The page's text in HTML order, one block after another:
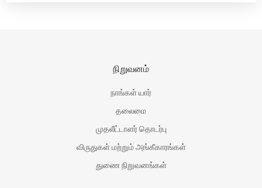
நிறுவனம்
நாங்கள் யார்
தலைமை
முதலீட்டாளர் தொடர்பு
விருதுகள் மற்றும் அங்கீகாரங்கள்
துணை நிறுவனங்கள்